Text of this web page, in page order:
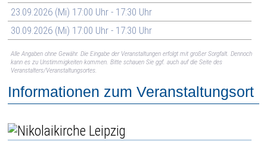
23.09.2026 (Mi) 17:00 Uhr - 17:30 Uhr
30.09.2026 (Mi) 17:00 Uhr - 17:30 Uhr
Alle Angaben ohne Gewähr. Die Eingabe der Veranstaltungen erfolgt mit großer Sorgfalt. Dennoch
kann es zu Unstimmigkeiten kommen. Bitte schauen Sie ggf. auch auf die Seite des
Veranstalters/Veranstaltungsortes.
Informationen zum Veranstaltungsort